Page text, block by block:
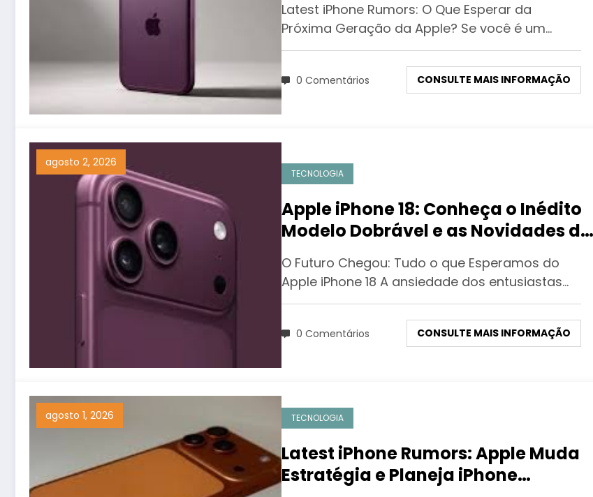
Latest iPhone Rumors: O Que Esperar da
Próxima Geração da Apple? Se você é um…
0 Comentários CONSULTE MAIS INFORMAÇÃO
agosto 2, 2026
TECNOLOGIA
Apple iPhone 18: Conheça o Inédito
Modelo Dobrável e as Novidades da
Próxima Geração
O Futuro Chegou: Tudo o que Esperamos do
Apple iPhone 18 A ansiedade dos entusiastas…
0 Comentários CONSULTE MAIS INFORMAÇÃO
agosto 1, 2026 TECNOLOGIA
Latest iPhone Rumors: Apple Muda
Estratégia e Planeja iPhone